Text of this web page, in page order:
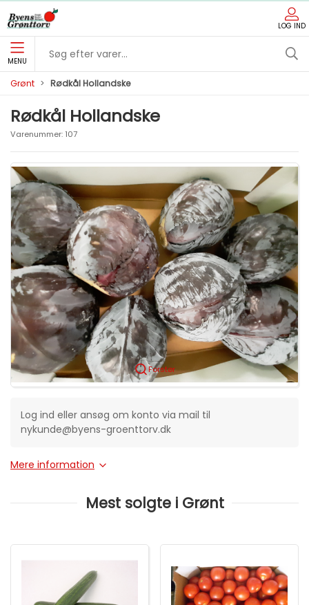
LOG IND
MENU
Grønt Rødkål Hollandske
Rødkål Hollandske
Varenummer:107
Forstør
Log ind eller ansøg om konto via mail til
nykunde@byens-groenttorv.dk
Mere information
Mest solgte i Grønt